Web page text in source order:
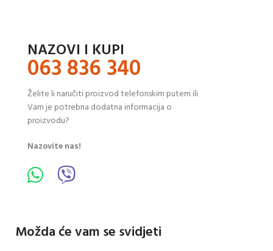
NAZOVI I KUPI
063 836 340
Želite li naručiti proizvod telefonskim putem ili
Vam je potrebna dodatna informacija o
proizvodu?
Nazovite nas!
Možda će vam se svidjeti